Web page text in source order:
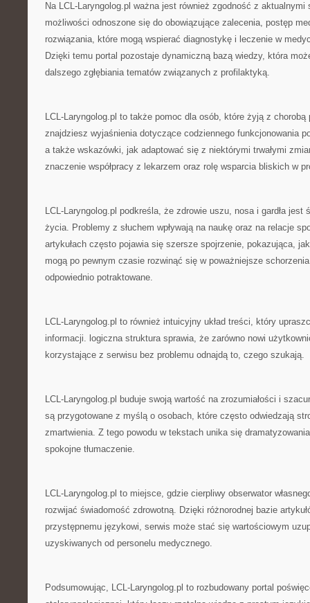
Na LCL-Laryngolog.pl ważna jest również zgodność z aktualnymi
możliwości odnoszone się do obowiązujące zalecenia, postęp
rozwiązania, które mogą wspierać diagnostykę i leczenie w
Dzięki temu portal pozostaje dynamiczną bazą wiedzy, która
dalszego zgłębiania tematów związanych z profilaktyką.
LCL-Laryngolog.pl to także pomoc dla osób, które żyją z chorobą
znajdziesz wyjaśnienia dotyczące codziennego funkcjonowania
a także wskazówki, jak adaptować się z niektórymi trwałymi
znaczenie współpracy z lekarzem oraz rolę wsparcia bliskich w
LCL-Laryngolog.pl podkreśla, że zdrowie uszu, nosa i gardła
życia. Problemy z słuchem wpływają na naukę oraz na relacje
artykułach często pojawia się szersze spojrzenie, pokazująca,
mogą po pewnym czasie rozwinąć się w poważniejsze
odpowiednio potraktowane.
LCL-Laryngolog.pl to również intuicyjny układ treści, który
informacji. logiczna struktura sprawia, że zarówno nowi
korzystające z serwisu bez problemu odnajdą to, czego szukają.
LCL-Laryngolog.pl buduje swoją wartość na zrozumiałości i
są przygotowane z myślą o osobach, które często odwiedzają
zmartwienia. Z tego powodu w tekstach unika się
spokojne tłumaczenie.
LCL-Laryngolog.pl to miejsce, gdzie cierpliwy obserwator
rozwijać świadomość zdrowotną. Dzięki różnorodnej bazie
przystępnemu językowi, serwis może stać się wartościowym
uzyskiwanych od personelu medycznego.
Podsumowując, LCL-Laryngolog.pl to rozbudowany portal